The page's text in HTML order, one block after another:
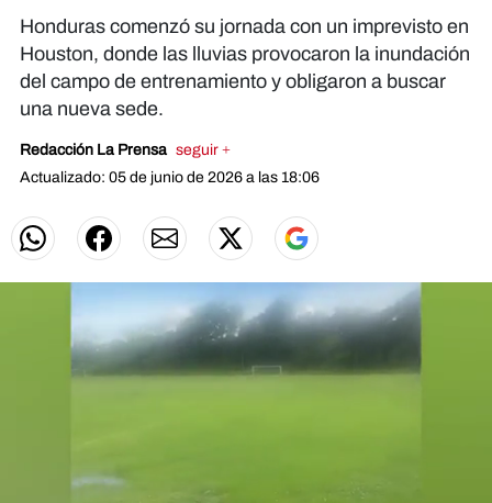
Honduras comenzó su jornada con un imprevisto en
Houston, donde las lluvias provocaron la inundación
del campo de entrenamiento y obligaron a buscar
una nueva sede.
Redacción La Prensa seguir +
Actualizado: 05 de junio de 2026 a las 18:06